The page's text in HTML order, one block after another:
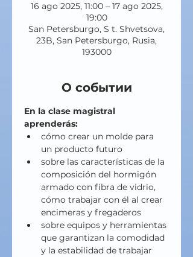
16 ago 2025, 11:00 – 17 ago 2025,
19:00
San Petersburgo, S t. Shvetsova,
23B, San Petersburgo, Rusia,
193000
О событии
En la clase magistral
aprenderás:
cómo crear un molde para
un producto futuro
sobre las características de la
composición del hormigón
armado con fibra de vidrio,
cómo trabajar con él al crear
encimeras y fregaderos
sobre equipos y herramientas
que garantizan la comodidad
y la estabilidad de trabajar